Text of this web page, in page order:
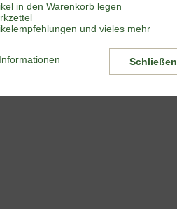
in den Warenkorb legen
und vieles mehr
Schließen